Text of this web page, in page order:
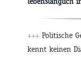
+++ Politische
kennt keinen